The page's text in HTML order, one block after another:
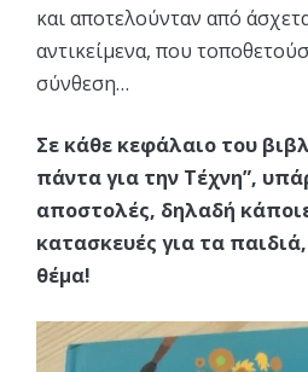
και αποτελούνταν από
αντικείμενα, που
σύνθεση…
Σε κάθε κεφάλαιο του
πάντα για την Τέχνη”,
αποστολές, δηλαδή
κατασκευές για τα
θέμα!